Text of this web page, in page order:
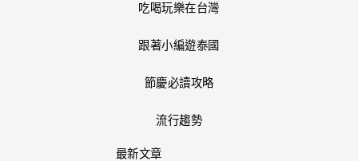
吃喝玩樂在台灣
跟著小編遊泰國
節慶必讀攻略
流行趨勢
最新文章